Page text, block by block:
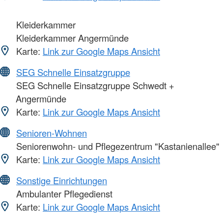
Kleiderkammer
Kleiderkammer Angermünde
Karte: Link zur Google Maps Ansicht
SEG Schnelle Einsatzgruppe
SEG Schnelle Einsatzgruppe Schwedt +
Angermünde
Karte: Link zur Google Maps Ansicht
Senioren-Wohnen
Seniorenwohn- und Pflegezentrum "Kastanienallee"
Karte: Link zur Google Maps Ansicht
Sonstige Einrichtungen
Ambulanter Pflegedienst
Karte: Link zur Google Maps Ansicht